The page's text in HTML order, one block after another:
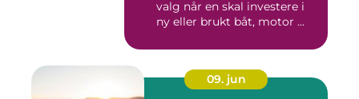
valg når en skal investere i
ny eller brukt båt, motor ...
09. jun